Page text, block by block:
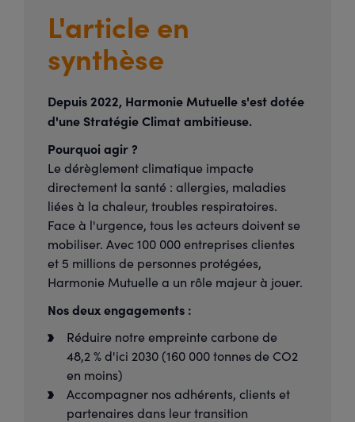
L'article en
synthèse
Depuis 2022, Harmonie Mutuelle s'est dotée
d'une Stratégie Climat ambitieuse.
Pourquoi agir ?
Le dérèglement climatique impacte
directement la santé : allergies, maladies
liées à la chaleur, troubles respiratoires.
Face à l'urgence, tous les acteurs doivent se
mobiliser. Avec 100 000 entreprises clientes
et 5 millions de personnes protégées,
Harmonie Mutuelle a un rôle majeur à jouer.
Nos deux engagements :
Réduire notre empreinte carbone de
48,2 % d'ici 2030 (160 000 tonnes de CO2
en moins)
Accompagner nos adhérents, clients et
partenaires dans leur transition